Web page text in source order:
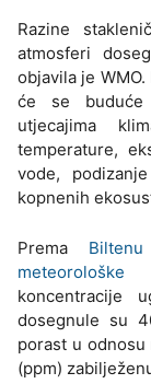
Razine
atmosferi
objavila je
će se buduće
utjecajima
temperature,
vode,
kopnenih
Prema
meteorološke
koncentracije
dosegnule su
porast u
(ppm)